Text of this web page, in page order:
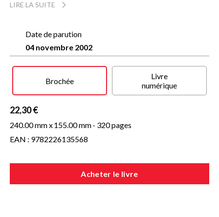
personnage, tissant une toile de secrets sur l'histoire de sa
bourlingueur sensible et rude, qui siégea durant vingt ans à
l'Académie Goncourt aux côtés de ses amis, Colette,
Dorgelès et Carco. De Montmartre aux ports de l'Océan
La Bandera
apparaît sous son vrai jour : un génie du roman
d'aventures, à l'image de Stevenson et Kipling qu'il admirait,
un rêveur toujours en partance vers un ailleurs réel ou
LIRE LA SUITE
Date de parution
04 novembre 2002
Brochée
Livre
numérique
22,30 €
240.00 mm x155.00 mm- 320 pages
EAN : 9782226135568
Acheter le livre